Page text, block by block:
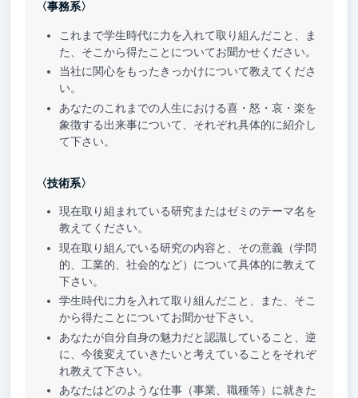
〈事務系〉
これまで学生時代に力を入れて取り組んだこと、ま
た、そこから得たことについてお聞かせください。
当社に関心をもったきっかけについて教えてくださ
い。
あなたのこれまでの人生における喜・怒・哀・楽を
象徴する出来事について、それぞれ具体的に紹介し
て下さい。
〈技術系〉
現在取り組まれている研究またはゼミのテーマ名を
教えてください。
現在取り組んでいる研究の内容と、その意義（学問
的、工業的、社会的など）について具体的に教えて
下さい。
学生時代に力を入れて取り組んだこと、また、そこ
から得たことについてお聞かせ下さい。
あなたが自分自身の魅力だと認識していること、逆
に、今後変えていきたいと考えていることをそれぞ
れ教えて下さい。
あなたはどのような仕事（事業、職種等）に就きた